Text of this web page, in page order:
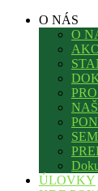
O NÁS
O
ÚLOVKY